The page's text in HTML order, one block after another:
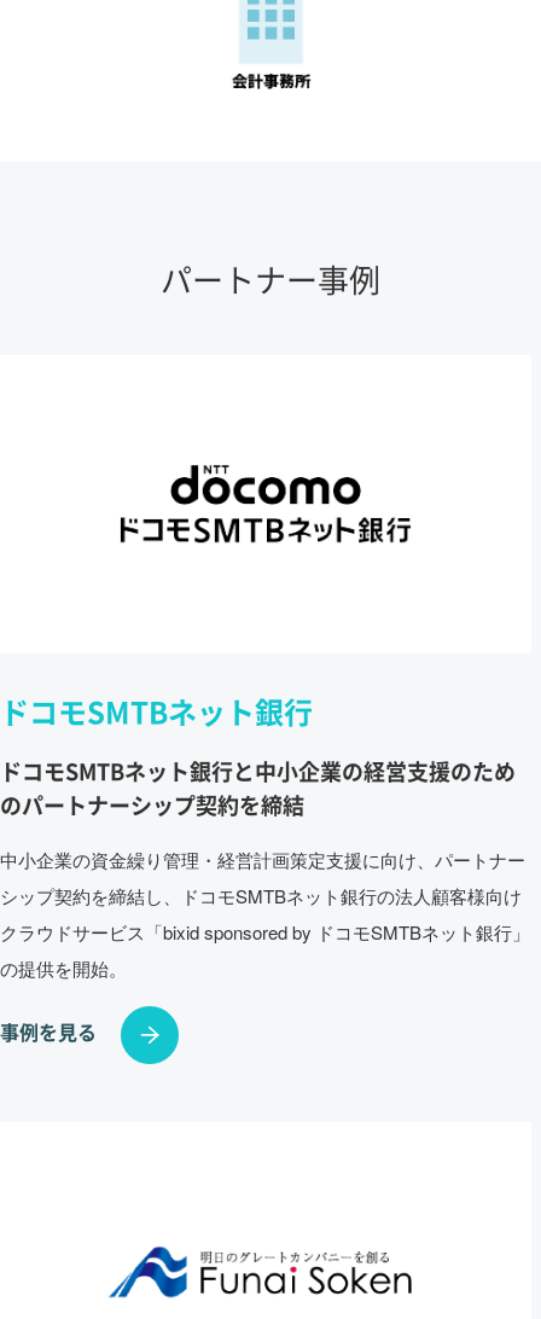
パートナー事例
ドコモSMTBネット銀行
ドコモSMTBネット銀行と中小企業の経営支援のため
のパートナーシップ契約を締結
中小企業の資金繰り管理・経営計画策定支援に向け、パートナー
シップ契約を締結し、ドコモSMTBネット銀行の法人顧客様向け
クラウドサービス「bixid sponsored by ドコモSMTBネット銀行」
の提供を開始。
事例を見る